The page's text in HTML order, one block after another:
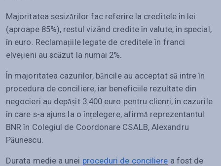
Majoritatea sesizărilor fac referire la creditele în lei
(aproape 85%), restul vizând credite în valute, în special,
în euro. Reclamațiile legate de creditele în franci
elvețieni au scăzut la numai 2%.
În majoritatea cazurilor, băncile au acceptat să intre în
procedura de conciliere, iar beneficiile rezultate din
negocieri au depășit 3.400 euro pentru clienți, în cazurile
în care s-a ajuns la o înțelegere, afirmă reprezentantul
BNR în Colegiul de Coordonare CSALB, Alexandru
Păunescu.
Durata medie a unei proceduri de conciliere a fost de